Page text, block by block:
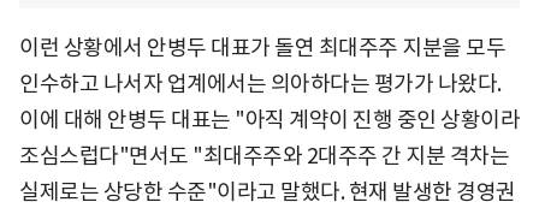
이런 상황에서 안병두 대표가 돌연 최대주주 지분을 모두
인수하고 나서자 업계에서는 의아하다는 평가가 나왔다.
이에 대해 안병두 대표는 "아직 계약이 진행 중인 상황이라
조심스럽다"면서도 "최대주주와 2대주주 간 지분 격차는
실제로는 상당한 수준"이라고 말했다. 현재 발생한 경영권